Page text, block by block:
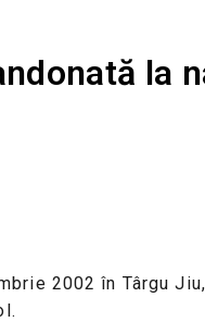
la
2002 în Târgu